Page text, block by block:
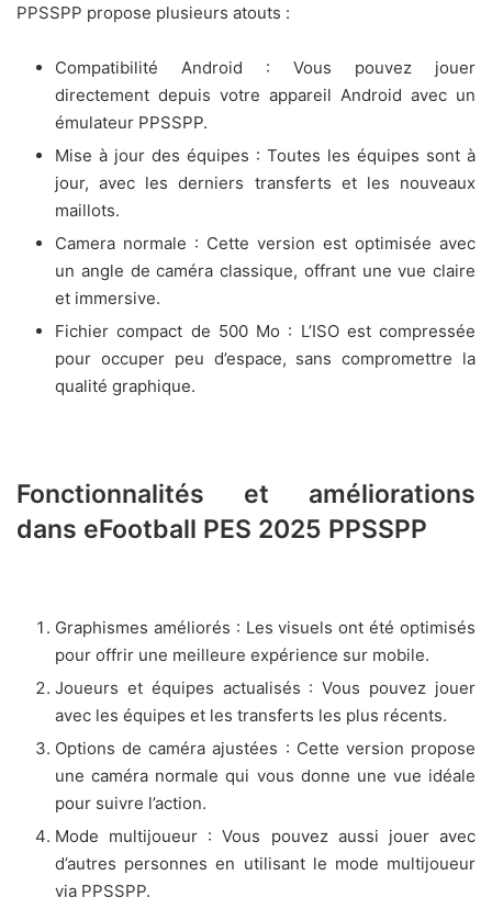
PPSSPP propose plusieurs atouts :
Compatibilité Android : Vous pouvez jouer
directement depuis votre appareil Android avec un
émulateur PPSSPP.
Mise à jour des équipes : Toutes les équipes sont à
jour, avec les derniers transferts et les nouveaux
maillots.
Camera normale : Cette version est optimisée avec
un angle de caméra classique, offrant une vue claire
et immersive.
Fichier compact de 500 Mo : L’ISO est compressée
pour occuper peu d’espace, sans compromettre la
qualité graphique.
Fonctionnalités et améliorations
dans eFootball PES 2025 PPSSPP
Graphismes améliorés : Les visuels ont été optimisés
pour offrir une meilleure expérience sur mobile.
Joueurs et équipes actualisés : Vous pouvez jouer
avec les équipes et les transferts les plus récents.
Options de caméra ajustées : Cette version propose
une caméra normale qui vous donne une vue idéale
pour suivre l’action.
Mode multijoueur : Vous pouvez aussi jouer avec
d’autres personnes en utilisant le mode multijoueur
via PPSSPP.